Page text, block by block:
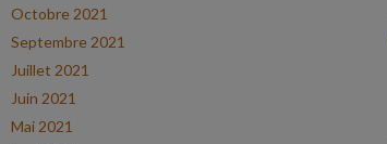
Octobre 2021
Septembre 2021
Juillet 2021
Juin 2021
Mai 2021